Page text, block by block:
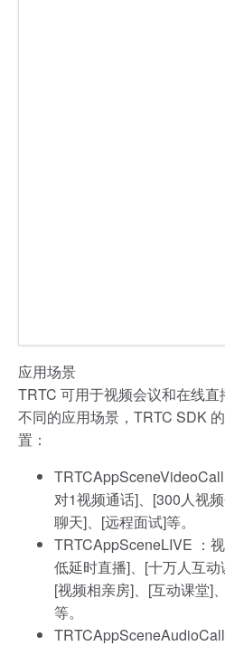
应用场景
TRTC 可用于视频会议和在线
不同的应用场景，TRTC SDK
置：
对1视频通话]、[300人视
聊天]、[远程面试]等。
TRTCAppSceneLIVE ：
低延时直播]、[十万人互动
[视频相亲房]、[互动课堂]
等。